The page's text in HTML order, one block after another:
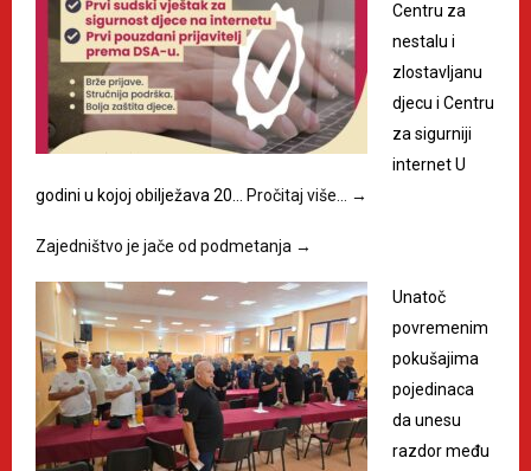
Centru za
nestalu i
zlostavljanu
djecu i Centru
za sigurniji
internet U
godini u kojoj obilježava 20… Pročitaj više… →
Zajedništvo je jače od podmetanja →
Unatoč
povremenim
pokušajima
pojedinaca
da unesu
razdor među